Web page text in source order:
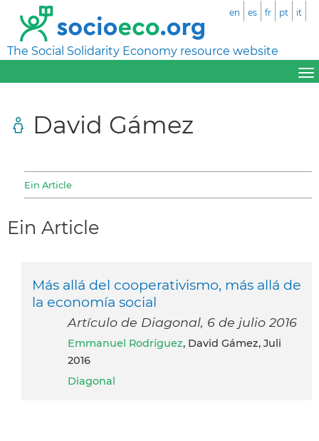
The Social Solidarity Economy resource website
en es fr pt it
David Gámez
Ein Article
Ein Article
Más allá del cooperativismo, más allá de
la economía social
Artículo de Diagonal, 6 de julio 2016
Emmanuel Rodríguez, David Gámez, Juli
2016
Diagonal